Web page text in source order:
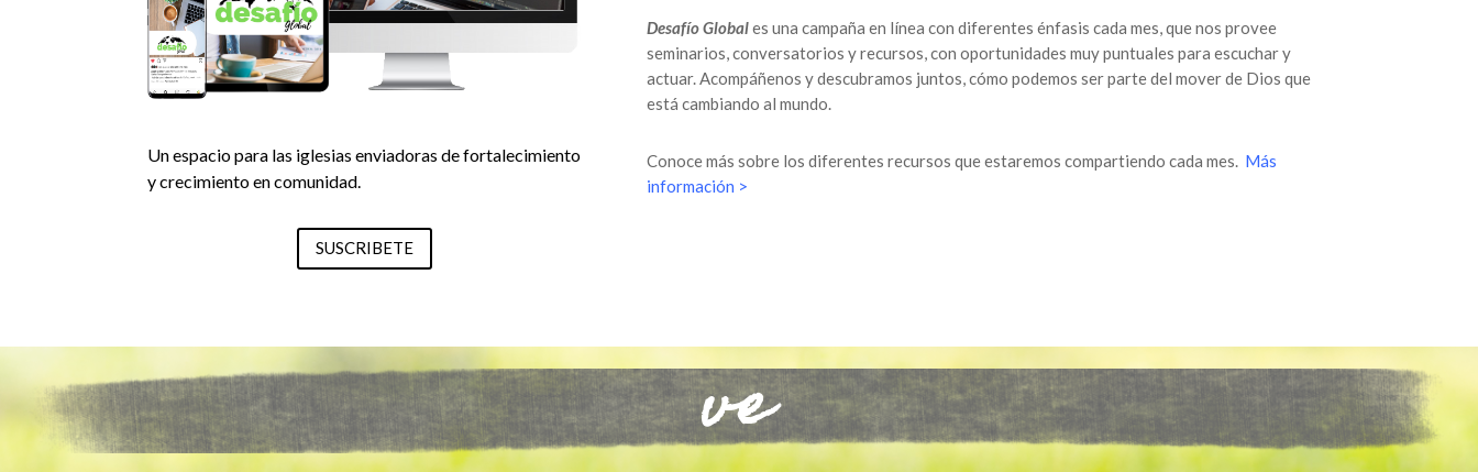
Un espacio para las iglesias enviadoras de fortalecimiento
y crecimiento en comunidad.
SUSCRIBETE
Desafío Globales una campaña en línea con diferentes énfasis cada mes, que nos provee
seminarios, conversatorios y recursos, con oportunidades muy puntuales para escuchar y
actuar. Acompáñenos y descubramos juntos, cómo podemos ser parte del mover de Dios que
está cambiando al mundo.
Conoce más sobre los diferentes recursos que estaremos compartiendo cada mes. Más
información >
ve